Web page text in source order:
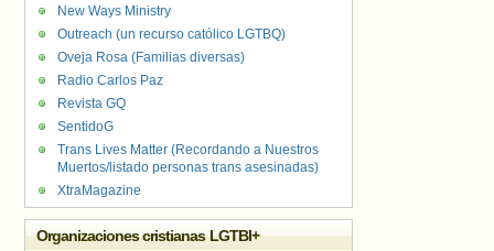
New Ways Ministry
Outreach (un recurso católico LGTBQ)
Oveja Rosa (Familias diversas)
Radio Carlos Paz
Revista GQ
SentidoG
Trans Lives Matter (Recordando a Nuestros
Muertos/listado personas trans asesinadas)
XtraMagazine
Organizaciones cristianas LGTBI+